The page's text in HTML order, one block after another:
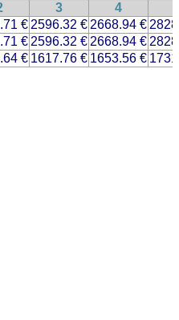
3 4
€ 2596.32 € 2668.94 €
€ 2596.32 € 2668.94 €
€ 1617.76 € 1653.56 €